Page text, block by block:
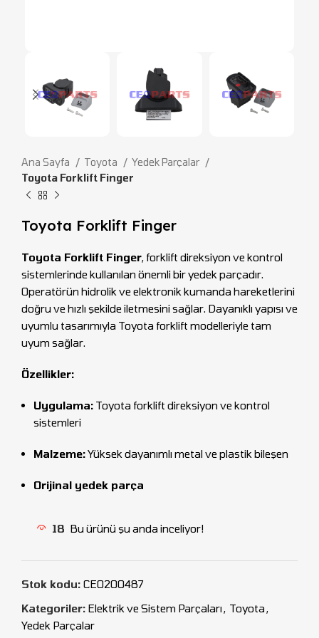
Ana Sayfa Toyota
Yedek Parçalar
Toyota Forklift Finger
Toyota Forklift Finger
Toyota Forklift Finger, forklift direksiyon ve kontrol
sistemlerinde kullanılan önemli bir yedek parçadır.
Operatörün hidrolik ve elektronik kumanda hareketlerini
doğru ve hızlı şekilde iletmesini sağlar. Dayanıklı yapısı ve
uyumlu tasarımıyla Toyota forklift modelleriyle tam
uyum sağlar.
Özellikler:
Uygulama: Toyota forklift direksiyon ve kontrol
sistemleri
Malzeme:Yüksek dayanımlı metal ve plastik bileşen
Orijinal yedek parça
18 Bu ürünü şu anda inceliyor!
Stok kodu: CEO200487
Kategoriler: Elektrik ve Sistem Parçaları, Toyota,
Yedek Parçalar